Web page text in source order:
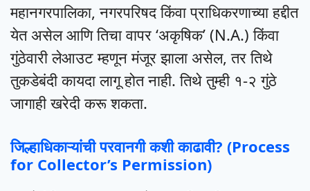
महानगरपालिका, नगरपरिषद किंवा प्राधिकरणाच्या हद्दीत
येत असेल आणि तिचा वापर ‘अकृषिक’ (N.A.) किंवा
गुंठेवारी लेआउट म्हणून मंजूर झाला असेल, तर तिथे
तुकडेबंदी कायदा लागू होत नाही. तिथे तुम्ही १-२ गुंठे
जागाही खरेदी करू शकता.
जिल्हाधिकाऱ्यांची परवानगी कशी काढावी? (Process
for Collector’s Permission)